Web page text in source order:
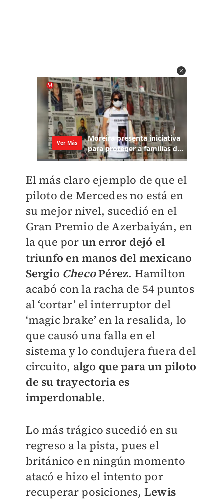
El más claro ejemplo de que el
piloto de Mercedes no está en
su mejor nivel, sucedió en el
Gran Premio de Azerbaiyán, en
la que por un error dejó el
triunfo en manos del mexicano
Sergio ChecoPérez. Hamilton
acabó con la racha de 54 puntos
al ‘cortar’ el interruptor del
‘magic brake’ en la resalida, lo
que causó una falla en el
sistema y lo condujera fuera del
circuito, algo que para un piloto
de su trayectoria es
imperdonable.
Lo más trágico sucedió en su
regreso a la pista, pues el
británico en ningún momento
atacó e hizo el intento por
recuperar posiciones, Lewis